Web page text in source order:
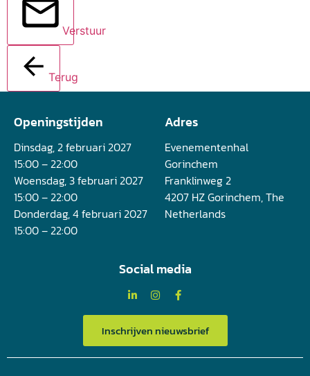
Verstuur
Terug
Openingstijden
Dinsdag, 2 februari 2027
15:00 – 22:00
Woensdag, 3 februari 2027
15:00 – 22:00
Donderdag, 4 februari 2027
15:00 – 22:00
Adres
Evenementenhal
Gorinchem
Franklinweg 2
4207 HZ Gorinchem, The
Netherlands
Social media
Inschrijven nieuwsbrief